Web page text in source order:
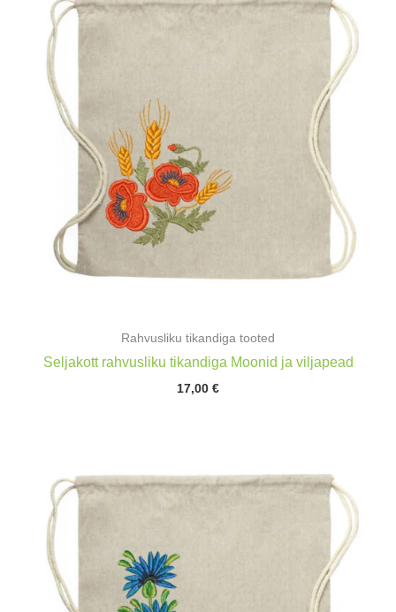
Rahvusliku tikandiga tooted
Seljakott rahvusliku tikandiga Moonid ja viljapead
17,00 €